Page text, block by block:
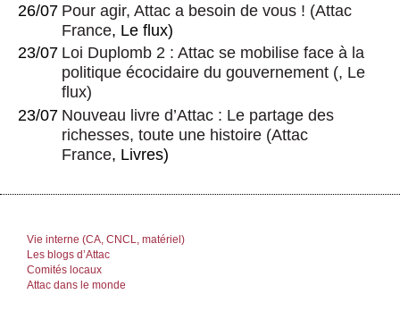
26/07 Pour agir, Attac a besoin de vous ! (Attac
France, Le flux)
23/07 Loi Duplomb 2 : Attac se mobilise face à la
politique écocidaire du gouvernement (, Le
flux)
23/07 Nouveau livre d’Attac : Le partage des
richesses, toute une histoire (Attac
France, Livres)
Vie interne (CA, CNCL, matériel)
Les blogs d’Attac
Comités locaux
Attac dans le monde